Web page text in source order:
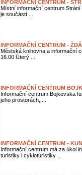
INFORMAČNÍ CENTRUM -
Místní informační centrum
je součástí ...
INFORMAČNÍ CENTRUM -
Městská knihovna a informační
16.00 Úterý ...
INFORMAČNÍ CENTRUM
Informační centrum Bojkovska
jeho prostorách, ...
INFORMAČNÍ CENTRUM -
Informační centrum má za úkol
turistiky i cykloturistiky ...